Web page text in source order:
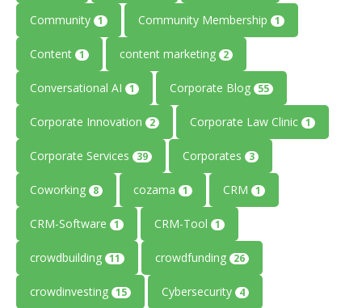
Community 1 Community Membership 1
Content 1 content marketing 2
Conversational AI 1 Corporate Blog 55
Corporate Innovation 2 Corporate Law Clinic 1
Corporate Services 39 Corporates 3
Coworking 8 cozama 1 CRM 1
CRM-Software 1 CRM-Tool 1
crowdbuilding 11 crowdfunding 26
crowdinvesting 15 Cybersecurity 4